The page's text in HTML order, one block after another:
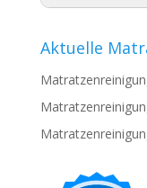
Aktuelle